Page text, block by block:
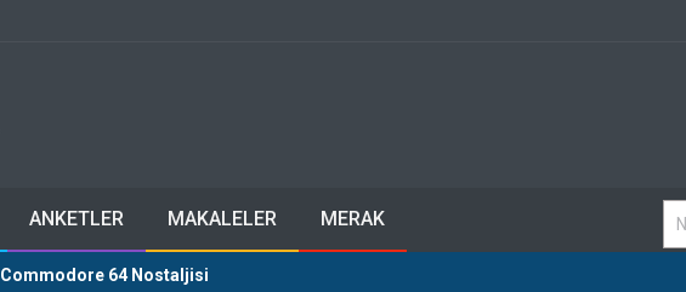
ANKETLER MAKALELER MERAK
Commodore 64 Nostaljisi